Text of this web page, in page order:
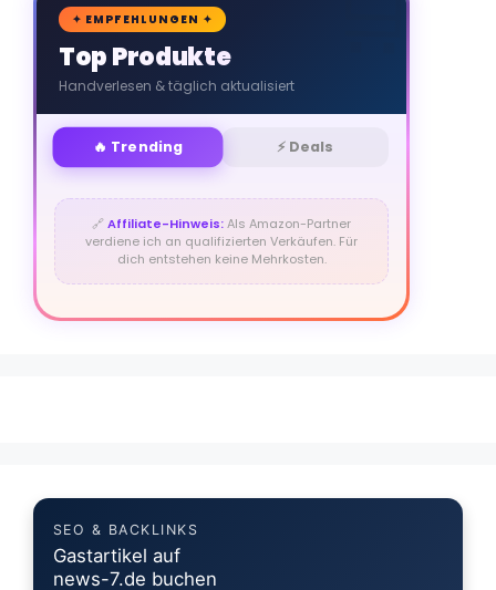
✦ EMPFEHLUNGEN ✦
Top Produkte
Handverlesen & täglich aktualisiert
🔥 Trending ⚡ Deals
🔗Affiliate-Hinweis:Als Amazon-Partner
verdiene ich an qualifizierten Verkäufen. Für
dich entstehen keine Mehrkosten.
SEO & BACKLINKS
Gastartikel auf
news-7.de buchen